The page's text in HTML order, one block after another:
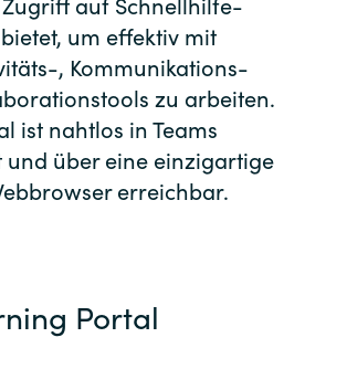
Czechia
Denmark
Estonia
Finland
Germany
um effektiv mit
, Kommunikations-
zu arbeiten.
ist nahtlos in Teams
über eine einzigartige
erreichbar.
Portal